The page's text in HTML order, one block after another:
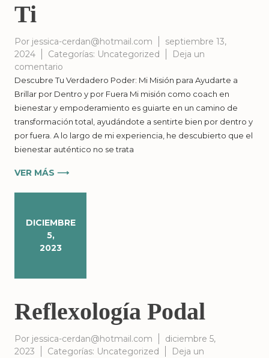
Ti
Por jessica-cerdan@hotmail.com
septiembre 13,
2024
Categorías: Uncategorized
Deja un
comentario
Transforma
tu
Vida
y
Negocio
el
que
Descubre Tu Verdadero Poder: Mi Misión para Ayudarte a
Brillar por Dentro y por Fuera Mi misión como coach en
bienestar y empoderamiento es guiarte en un camino de
transformación total, ayudándote a sentirte bien por dentro y
por fuera. A lo largo de mi experiencia, he descubierto que el
bienestar auténtico no se trata
VER MÁS ⟶
DICIEMBRE
5,
2023
Reflexología Podal
Por jessica-cerdan@hotmail.com
diciembre 5,
2023
Categorías: Uncategorized
Deja un